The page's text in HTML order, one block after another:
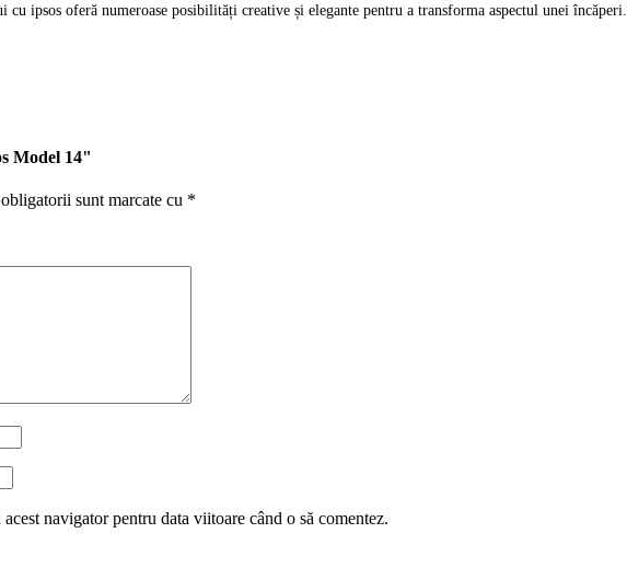
ipsos oferă numeroase posibilități creative și elegante pentru a transforma aspectul unei încăperi.
Model 14"
sunt marcate cu *
navigator pentru data viitoare când o să comentez.